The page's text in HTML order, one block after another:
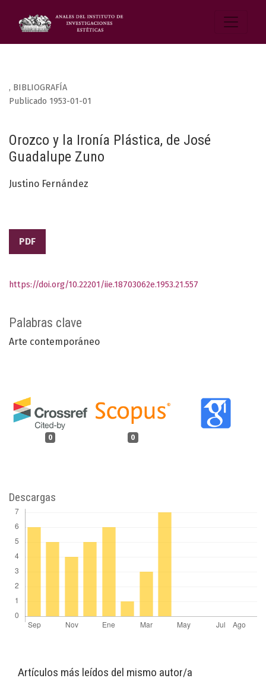
, BIBLIOGRAFÍA
Orozco y la Ironía Plástica, de José
Guadalupe Zuno
Publicado 1953-01-01
Justino Fernández
PDF
Palabras clave
Arte contemporáneo
0 0
https://doi.org/10.22201/iie.18703062e.1953.21.557
Descargas
Artículos más leídos del mismo autor/a